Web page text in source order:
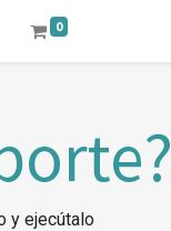
0
y ejecútalo